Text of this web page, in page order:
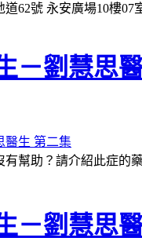
62號 永安廣場10樓07
－劉慧思
幫助？請介紹此症的
－劉慧思